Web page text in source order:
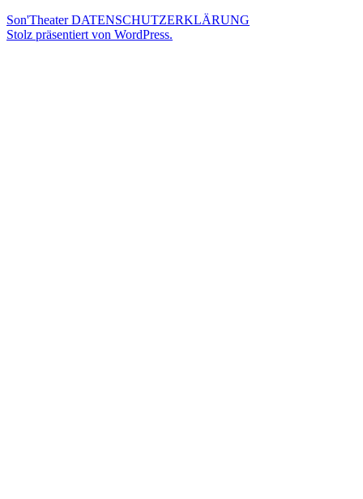
Son'TheaterDATENSCHUTZERKLÄRUNG
Stolz präsentiert von WordPress.